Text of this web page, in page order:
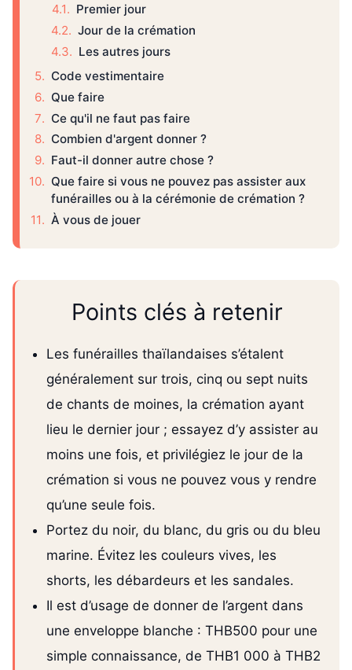
Premier jour
Jour de la crémation
Les autres jours
Code vestimentaire
Que faire
Ce qu'il ne faut pas faire
Combien d'argent donner ?
Faut-il donner autre chose ?
Que faire si vous ne pouvez pas assister aux
funérailles ou à la cérémonie de crémation ?
À vous de jouer
Points clés à retenir
Les funérailles thaïlandaises s’étalent
généralement sur trois, cinq ou sept nuits
de chants de moines, la crémation ayant
lieu le dernier jour ; essayez d’y assister au
moins une fois, et privilégiez le jour de la
crémation si vous ne pouvez vous y rendre
qu’une seule fois.
Portez du noir, du blanc, du gris ou du bleu
marine. Évitez les couleurs vives, les
shorts, les débardeurs et les sandales.
Il est d’usage de donner de l’argent dans
une enveloppe blanche : THB500 pour une
simple connaissance, de THB1 000 à THB2